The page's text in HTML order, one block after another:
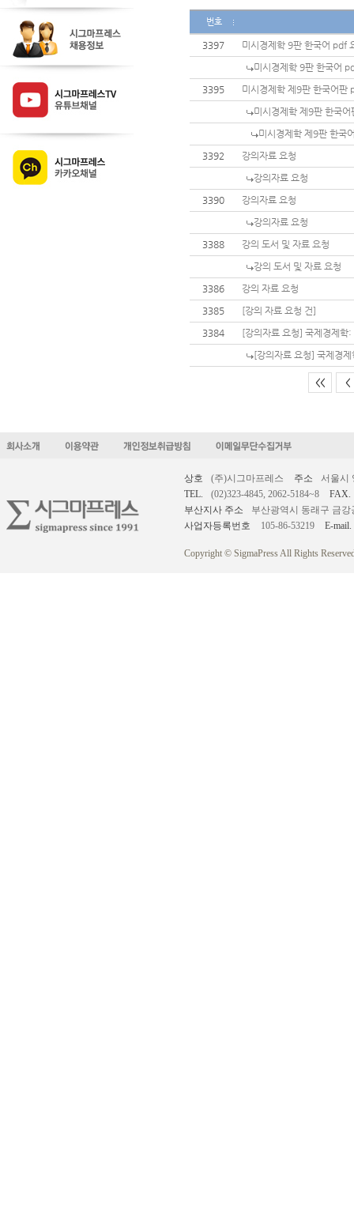
번호
3397
미시경제학 9판 한국어 pdf
미시경제학 9판 한국어
3395
미시경제학 제9판 한국어판
미시경제학 제9판 한국
미시경제학 제9판 한국
3392
강의자료 요청
강의자료 요청
3390
강의자료 요청
강의자료 요청
3388
강의 도서 및 자료 요청
강의 도서 및 자료 요청
3386
강의 자료 요청
3385
[강의 자료 요청 건]
3384
[강의자료 요청] 국제경제학
[강의자료 요청] 국제경
<< <
상호 (주)시그마프레스 주소
서울시
TEL.
(02)323-4845, 2062-5184~8
FAX.
부산지사 주소
부산광역시 동래구 금강
사업자등록번호
105-86-53219 E-mail.
Copyright © SigmaPress All Rights